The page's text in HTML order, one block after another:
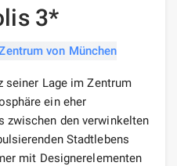
3*
Lage im Zentrum
ein eher
zwischen den verwinkelten
Stadtlebens
mit Designerelementen